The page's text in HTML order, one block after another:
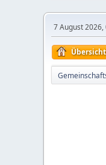
7 August 2026,
Übersicht